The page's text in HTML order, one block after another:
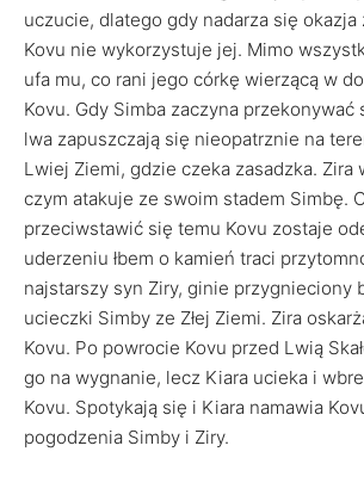
uczucie, dlatego gdy nadarza się okazja
Kovu nie wykorzystuje jej. Mimo
ufa mu, co rani jego córkę wierzącą w
Kovu. Gdy Simba zaczyna przekonywać
lwa zapuszczają się nieopatrznie na
Lwiej Ziemi, gdzie czeka zasadzka. Zira
czym atakuje ze swoim stadem Simbę.
przeciwstawić się temu Kovu zostaje
uderzeniu łbem o kamień traci
najstarszy syn Ziry, ginie przygnieciony
ucieczki Simby ze Złej Ziemi. Zira
Kovu. Po powrocie Kovu przed Lwią
go na wygnanie, lecz Kiara ucieka i
Kovu. Spotykają się i Kiara namawia
pogodzenia Simby i Ziry.